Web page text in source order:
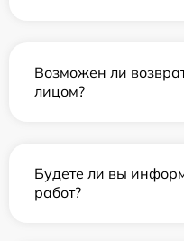
Возможен ли
лицом?
Будете ли вы
работ?